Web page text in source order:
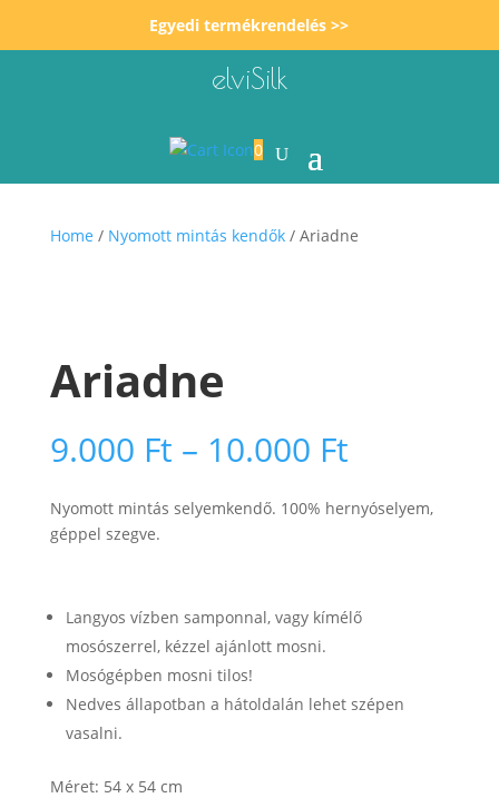
Egyedi termékrendelés >>
elviSilk
0
Home / Nyomott mintás kendők/ Ariadne
Ariadne
9.000 Ft – 10.000 Ft
9.000 Ft
-
10.000 Ft
Nyomott mintás selyemkendő. 100% hernyóselyem,
géppel szegve.
Langyos vízben samponnal, vagy kímélő
mosószerrel, kézzel ajánlott mosni.
Mosógépben mosni tilos!
Nedves állapotban a hátoldalán lehet szépen
vasalni.
Méret: 54 x 54 cm